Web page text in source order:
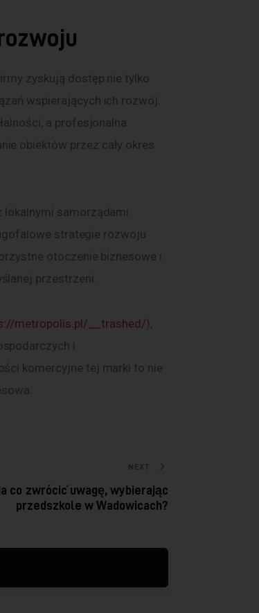
zyskują dostęp nie tylko
wspierających ich rozwój.
a profesjonalna
obiektów przez cały okres
lokalnymi samorządami
strategie rozwoju
otoczenie biznesowe i
przestrzeni.
metropolis.pl/__trashed/),
i
komercyjne tej marki to nie
NEXT
co zwrócić uwagę, wybierając
przedszkole w Wadowicach?